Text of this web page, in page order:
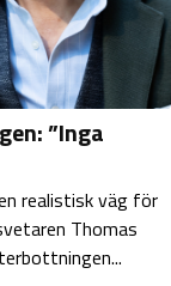
”Inga
realistisk väg för
Thomas